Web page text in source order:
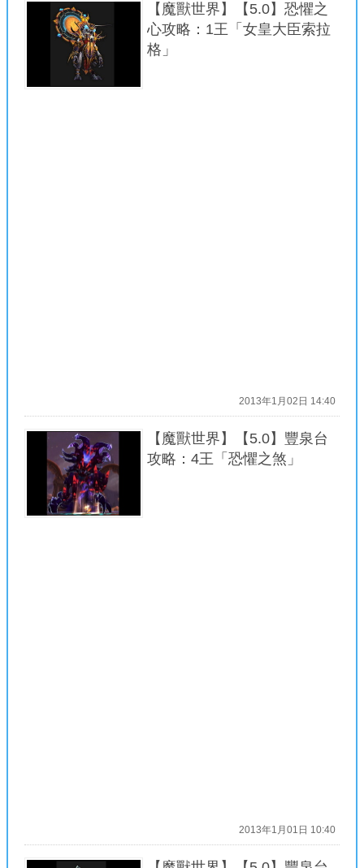
【魔獸世界】【5.0】恐懼之
心攻略：1王「女皇大臣索拉
格」
2013年1月02日 14:40
【魔獸世界】【5.0】豐泉台
攻略：4王「恐懼之煞」
2013年1月01日 10:40